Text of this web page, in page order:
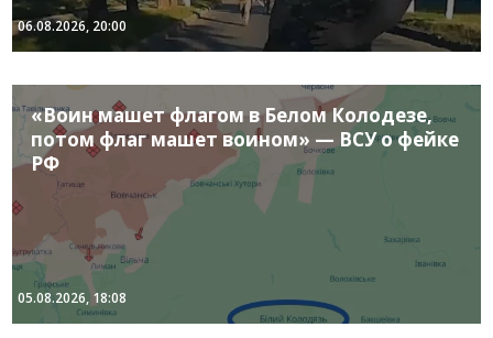
06.08.2026, 20:00
«Воин машет флагом в Белом Колодезе,
потом флаг машет воином» — ВСУ о фейке
РФ
05.08.2026, 18:08